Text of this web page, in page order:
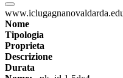
Nome
Tipologia
Proprieta
Descrizione
Durata